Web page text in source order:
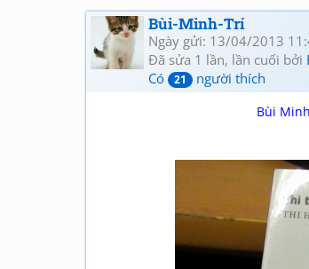
Bùi-Minh-Trí
Ngày gửi: 13/04/2013
Đã sửa 1 lần, lần cuối bởi
Có
21 người thích
Bùi